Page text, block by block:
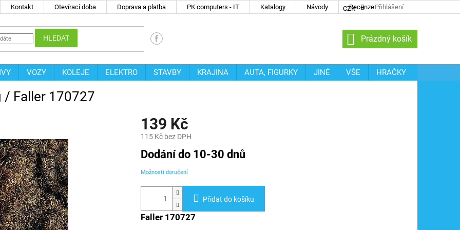
Kontakt Otevírací doba Doprava a platba PK computers - IT Katalogy Návody Recenze
CZK Přihlášení
HLEDAT
NÁKUPNÍ
KOŠÍK
Prázdný košík
VOZY KOLEJE ELEKTRO STAVBY KRAJINA AUTA, FIGURKY JINÉ VŠE
HRAČKY
/ Faller 170727
139 Kč
115 Kč bez DPH
Měrná
cena:
Dodání do 10-30 dnů
Možnosti doručení
Přidat do košíku
Faller 170727